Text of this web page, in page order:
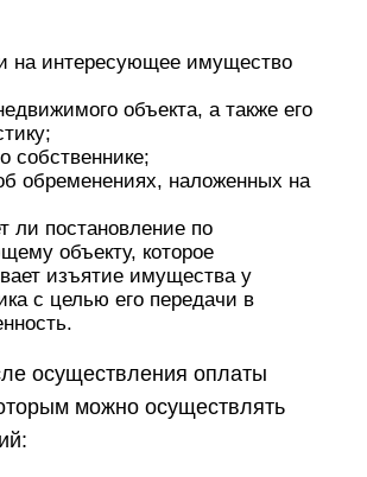
на интересующее имущество
объекта, а также его
собственнике;
обременениях, наложенных на
ли постановление по
объекту, которое
изъятие имущества у
с целью его передачи в
осуществления оплаты
можно осуществлять